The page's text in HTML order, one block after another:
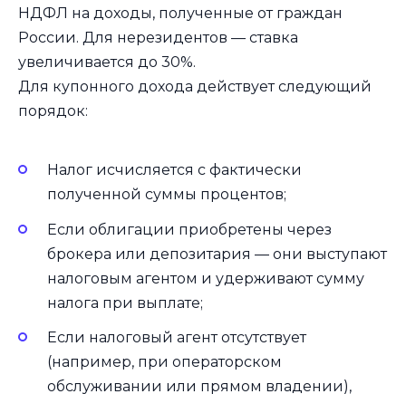
НДФЛ на доходы, полученные от граждан
России. Для нерезидентов — ставка
увеличивается до 30%.
Для купонного дохода действует следующий
порядок:
Налог исчисляется с фактически
полученной суммы процентов;
Если облигации приобретены через
брокера или депозитария — они выступают
налоговым агентом и удерживают сумму
налога при выплате;
Если налоговый агент отсутствует
(например, при операторском
обслуживании или прямом владении),